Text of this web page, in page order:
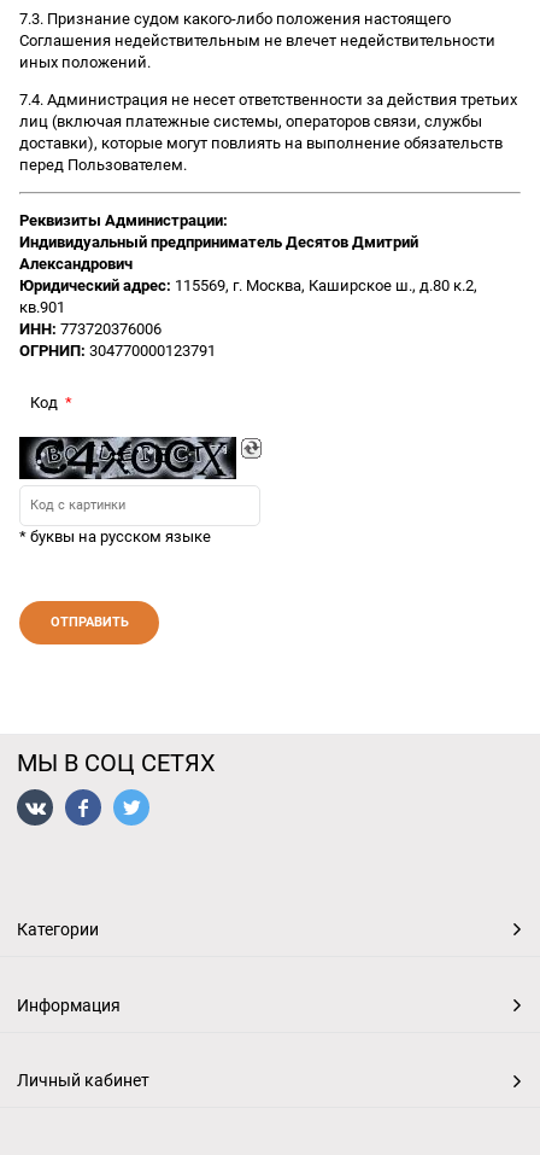
7.3. Признание судом какого-либо положения настоящего
Соглашения недействительным не влечет недействительности
иных положений.
7.4. Администрация не несет ответственности за действия третьих
лиц (включая платежные системы, операторов связи, службы
доставки), которые могут повлиять на выполнение обязательств
перед Пользователем.
Реквизиты Администрации:
Индивидуальный предприниматель Десятов Дмитрий
Александрович
Юридический адрес: 115569, г. Москва, Каширское ш., д.80 к.2,
кв.901
ИНН: 773720376006
ОГРНИП: 304770000123791
Код
* буквы на русском языке
МЫ В СОЦ СЕТЯХ
Категории
Информация
Личный кабинет